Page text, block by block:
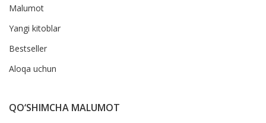
Malumot
Yangi kitoblar
Bestseller
Aloqa uchun
QO‘SHIMCHA MALUMOT